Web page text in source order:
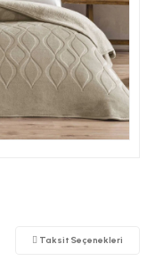
Taksit Seçenekleri